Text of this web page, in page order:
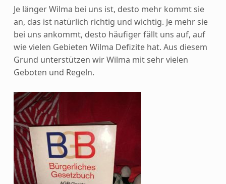
Je länger Wilma bei uns ist, desto mehr kommt sie
an, das ist natürlich richtig und wichtig. Je mehr sie
bei uns ankommt, desto häufiger fällt uns auf, auf
wie vielen Gebieten Wilma Defizite hat. Aus diesem
Grund unterstützen wir Wilma mit sehr vielen
Geboten und Regeln.